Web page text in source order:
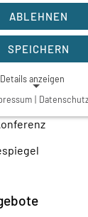
Anfahrt
ABLEHNEN
SPEICHERN
Details anzeigen
ermöglichen
für die
| Datenschutz